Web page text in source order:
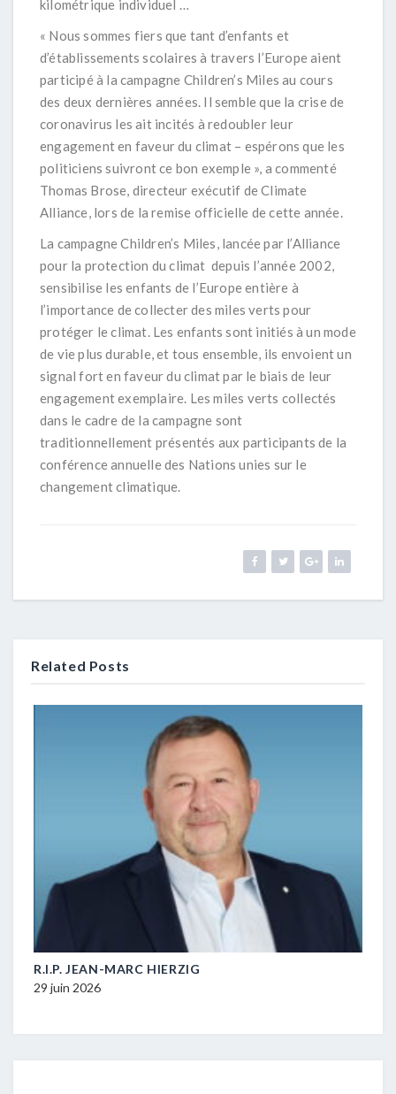
kilométrique individuel …
« Nous sommes fiers que tant d’enfants et
d’établissements scolaires à travers l’Europe aient
participé à la campagne Children’s Miles au cours
des deux dernières années. Il semble que la crise de
coronavirus les ait incités à redoubler leur
engagement en faveur du climat – espérons que les
politiciens suivront ce bon exemple », a commenté
Thomas Brose, directeur exécutif de Climate
Alliance, lors de la remise officielle de cette année.
La campagneChildren’s Miles, lancée par l’Alliance
pour la protection du climat depuis l’année 2002,
sensibilise les enfants de l’Europe entière à
l’importance de collecter des miles verts pour
protéger le climat. Les enfants sont initiés à un mode
de vie plus durable, et tous ensemble, ils envoient un
signal fort en faveur du climat par le biais de leur
engagement exemplaire. Les miles verts collectés
dans le cadre de la campagne sont
traditionnellement présentés aux participants de la
conférence annuelle des Nations unies sur le
changement climatique.
Related Posts
R.I.P. JEAN-MARC HIERZIG
29 juin 2026